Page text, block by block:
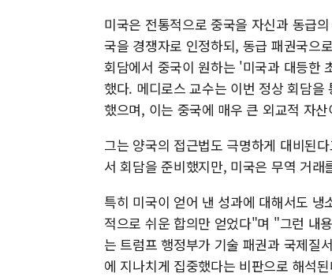
미국은 전통적으로 중국을 자신과 동급
국을 경쟁자로 인정하되, 동급 패권국으
회담에서 중국이 원하는 '미국과 대등한
했다. 메디로스 교수는 이번 정상 회담
했으며, 이는 중국에 매우 큰 외교적 자
그는 양국의 접근법도 극명하게 대비된
서 회담을 준비했지만, 미국은 무역 거
특히 미국이 얻어 낸 성과에 대해서도
적으로 쉬운 합의만 얻었다"며 "그런 내
는 트럼프 행정부가 기술 패권과 국제질
에 지나치게 집중했다는 비판으로 해석